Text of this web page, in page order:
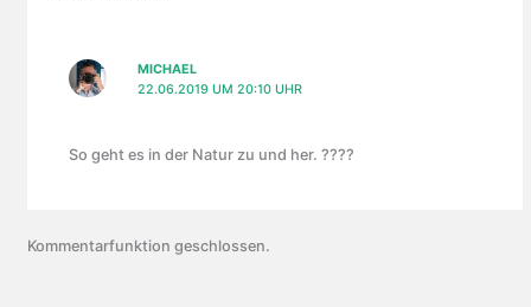
MICHAEL
22.06.2019 UM 20:10 UHR
So geht es in der Natur zu und her. ????
Kommentarfunktion geschlossen.